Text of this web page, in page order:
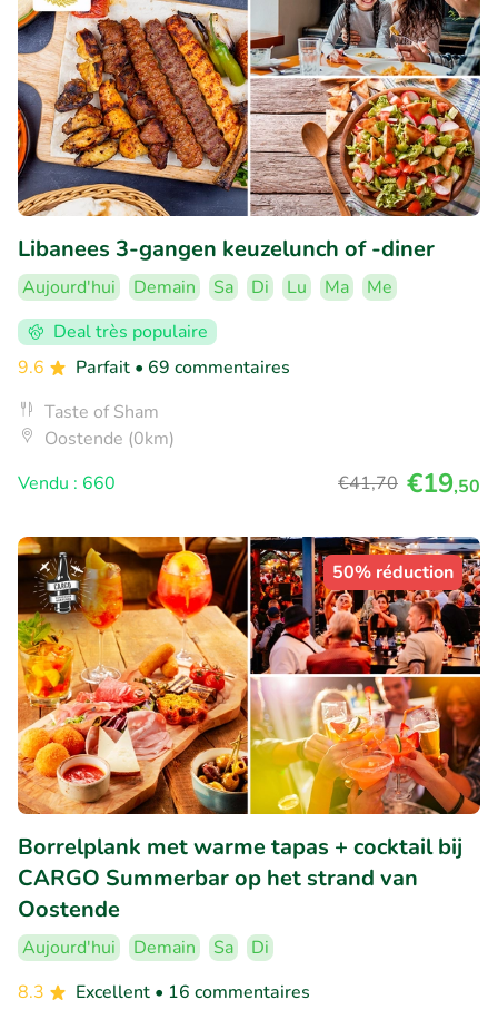
Libanees 3-gangen keuzelunch of -diner
Aujourd'hui Demain Sa Di Lu Ma
Me
Deal très populaire
9.6
Parfait • 69 commentaires
Taste of Sham
Oostende (0km)
Vendu : 660
€41,70 €19,50
50% réduction
Borrelplank met warme tapas + cocktail bij
CARGO Summerbar op het strand van
Oostende
Aujourd'hui Demain Sa
Di
8.3
Excellent • 16 commentaires